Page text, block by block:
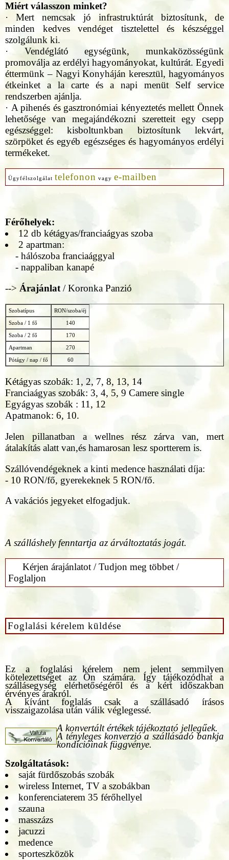
Miért válasszon minket?
· Mert nemcsak jó infrastruktúrát biztosítunk, de
minden kedves vendéget tisztelettel és készséggel
szolgálunk ki.
· Vendéglátó egységünk, munkaközösségünk
promoválja az erdélyi hagyományokat, kultúrát. Egyedi
éttermünk – Nagyi Konyháján keresztül, hagyományos
étkeinket a la carte és a napi menüt Self service
rendszerben ajánlja.
· A pihenés és gasztronómiai kényeztetés mellett Önnek
lehetősége van megajándékozni szeretteit egy csepp
egészséggel: kisboltunkban biztosítunk lekvárt,
szörpöket és egyéb egészséges és hagyományos erdélyi
termékeket.
Ügyfélszolgálat telefonon vagy e-mailben
Férőhelyek:
12 db kétágyas/franciaágyas szoba
2 apartman:
- hálószoba franciaággyal
- nappaliban kanapé
--> Árajánlat / Koronka Panzió
Szobatípus
RON/szoba/éj
Szoba / 1 fő
140
Szoba / 2 fő
170
Apartman
270
Pótágy / nap / fő
60
Kétágyas szobák: 1, 2, 7, 8, 13, 14
Franciaágyas szobák: 3, 4, 5, 9 Camere single
Egyágyas szobák : 11, 12
Apatmanok: 6, 10.
Jelen pillanatban a wellnes rész zárva van, mert
átalakítás alatt van,és hamarosan lesz sportterem is.
Szállóvendégeknek a kinti medence használati díja:
- 10 RON/fő, gyerekeknek 5 RON/fő.
A vakációs jegyeket elfogadjuk.
A szálláshely fenntartja az árváltoztatás jogát.
Kérjen árajánlatot / Tudjon meg többet /
Foglaljon
Foglalási kérelem küldése
Ez a foglalási kérelem nem jelent semmilyen
kötelezettséget az Ön számára. Így tájékozódhat a
szállásegység elérhetőségéről és a kért időszakban
érvényes árakról.
A kívánt foglalás csak a szállásadó írásos
visszaigazolása után válik véglegessé.
A konvertált értékek tájékoztató jellegűek.
A tényleges konverzió a szállásadó bankja
kondícióinak függvénye.
Szolgáltatások:
saját fürdőszobás szobák
wireless Internet, TV a szobákban
konferenciaterem 35 férőhellyel
szauna
masszázs
jacuzzi
medence
sporteszközök